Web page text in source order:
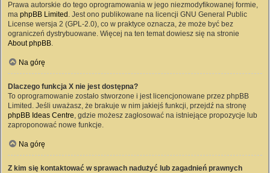
Prawa autorskie do tego oprogramowania w jego niezmodyfikowanej formie,
ma phpBB Limited . Jest ono publikowane na licencji GNU General Public
License wersja 2 (GPL-2.0), co w praktyce oznacza, że może być bez
ograniczeń dystrybuowane. Więcej na ten temat dowiesz się na stronie
About phpBB.
Na górę
Dlaczego funkcja X nie jest dostępna?
To oprogramowanie zostało stworzone i jest licencjonowane przez phpBB
Limited. Jeśli uważasz, że brakuje w nim jakiejś funkcji, przejdź na stronę
phpBB Ideas Centre, gdzie możesz zagłosować na istniejące propozycje lub
zaproponować nowe funkcje.
Na górę
Z kim się kontaktować w sprawach nadużyć lub zagadnień prawnych